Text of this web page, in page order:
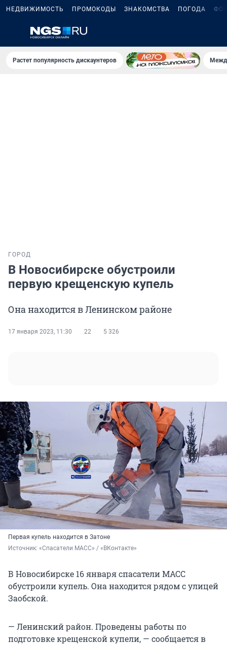
НЕДВИЖИМОСТЬ ПРОМОКОДЫ ЗНАКОМСТВА ПОГОДА
Растет популярность дискаунтеров
ГОРОД
В Новосибирске обустроили
первую крещенскую купель
Она находится в Ленинском районе
17 января 2023, 11:30 22 5 326
Первая купель находится в Затоне
Источник: «Спасатели МАСС» / «ВКонтакте»
В Новосибирске 16 января спасатели МАСС
обустроили купель. Она находится рядом с улицей
Заобской.
— Ленинский район. Проведены работы по
подготовке крещенской купели, — сообщается в